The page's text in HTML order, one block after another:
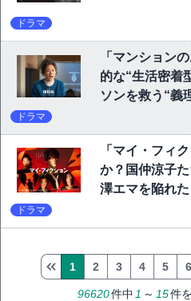
ドラマ
「マンション
的な“生活密着
ソンを救う“義
ドラマ
「マイ・フィ
か？国仲涼子
澤エマを陥れ
ドラマ
96620件中 1 ～ 15件
1 2 3 4 5 6